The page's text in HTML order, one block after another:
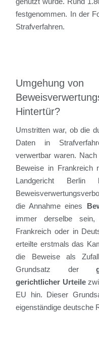
festgenommen. In der
Strafverfahren.
Umgehung von
Hintertür?
Umstritten war, ob die
Daten in
verwertbar waren.
Beweise in Frankreich
Landgericht
die Annahme eines
immer derselbe
Frankreich oder in
erteilte erstmals das
die Beweise als
Grundsatz der
gerichtlicher Urteile
EU hin. Dieser
eigenständige deutsche